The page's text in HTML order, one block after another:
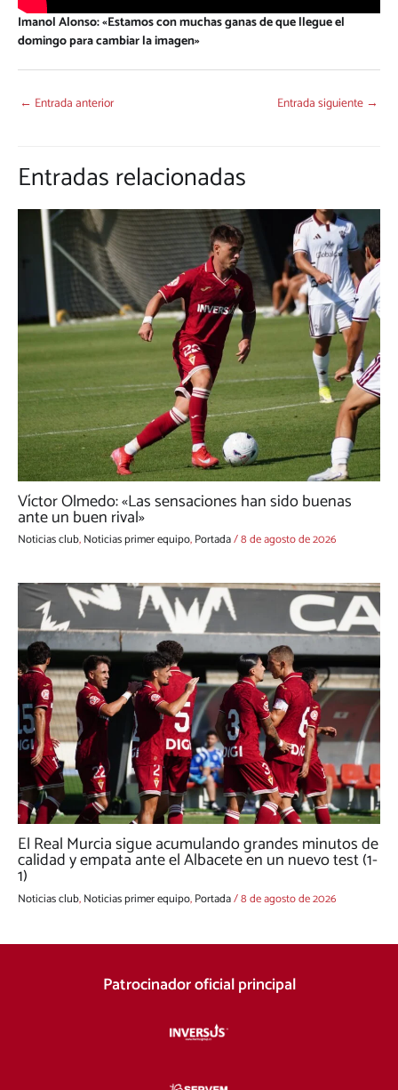
Imanol Alonso: «Estamos con muchas ganas de que llegue el
domingo para cambiar la imagen»
← Entrada anterior Entrada siguiente →
Entradas relacionadas
Víctor Olmedo: «Las sensaciones han sido buenas
ante un buen rival»
Noticias club,Noticias primer equipo,Portada/8 de agosto de 2026
El Real Murcia sigue acumulando grandes minutos de
calidad y empata ante el Albacete en un nuevo test (1-
1)
Noticias club,Noticias primer equipo,Portada/8 de agosto de 2026
Patrocinador oficial principal